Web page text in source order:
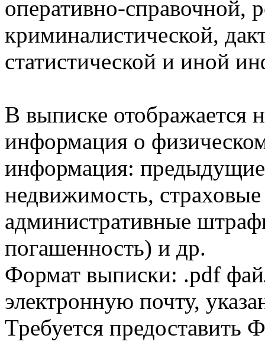
оперативно-справочной,
криминалистической,
статистической и иной
В выписке отображается
информация о
информация:
недвижимость,
административные
погашенность) и др.
Формат выписки: .pdf
электронную почту,
Требуется